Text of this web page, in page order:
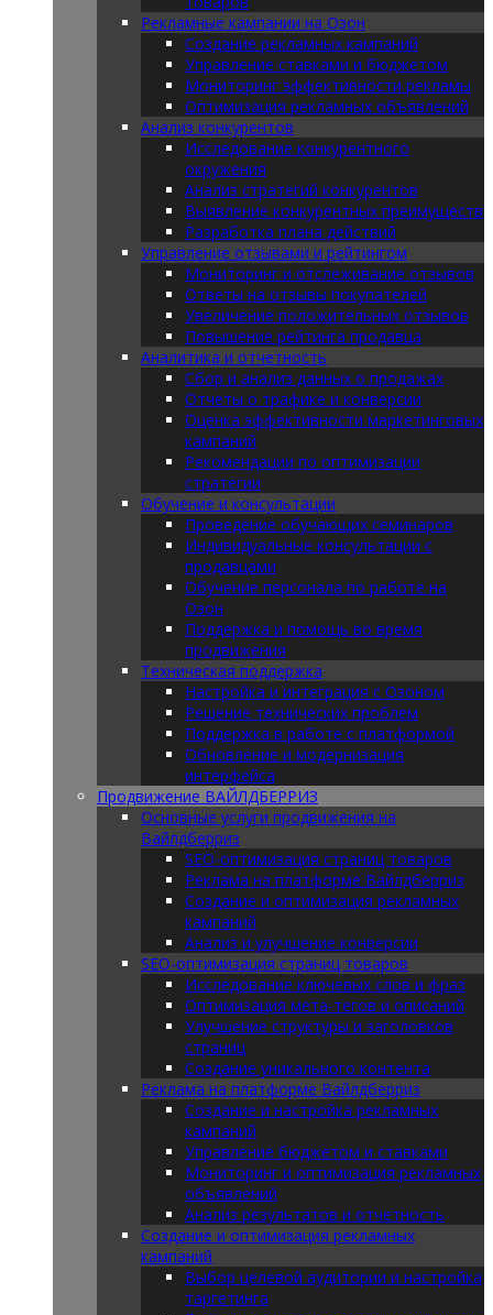
Рекламные кампании на Озон
Создание рекламных кампаний
Управление ставками и бюджетом
Мониторинг эффективности рекламы
Оптимизация рекламных объявлений
Анализ конкурентов
Исследование конкурентного
окружения
Анализ стратегий конкурентов
Выявление конкурентных преимуществ
Разработка плана действий
Управление отзывами и рейтингом
Мониторинг и отслеживание отзывов
Ответы на отзывы покупателей
Увеличение положительных отзывов
Повышение рейтинга продавца
Аналитика и отчетность
Сбор и анализ данных о продажах
Отчеты о трафике и конверсии
Оценка эффективности маркетинговых
кампаний
Рекомендации по оптимизации
стратегии
Обучение и консультации
Проведение обучающих семинаров
Индивидуальные консультации с
продавцами
Обучение персонала по работе на
Озон
Поддержка и помощь во время
продвижения
Техническая поддержка
Настройка и интеграция с Озоном
Решение технических проблем
Поддержка в работе с платформой
Обновление и модернизация
интерфейса
Продвижение ВАЙЛДБЕРРИЗ
Основные услуги продвижения на
Вайлдберриз
SEO-оптимизация страниц товаров
Реклама на платформе Вайлдберриз
Создание и оптимизация рекламных
кампаний
Анализ и улучшение конверсии
SEO-оптимизация страниц товаров
Исследование ключевых слов и фраз
Оптимизация мета-тегов и описаний
Улучшение структуры и заголовков
страниц
Создание уникального контента
Реклама на платформе Вайлдберриз
Создание и настройка рекламных
кампаний
Управление бюджетом и ставками
Мониторинг и оптимизация рекламных
объявлений
Анализ результатов и отчетность
Создание и оптимизация рекламных
кампаний
Выбор целевой аудитории и настройка
таргетинга